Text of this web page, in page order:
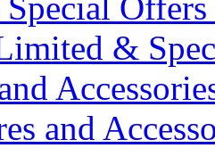
Offers
&
and